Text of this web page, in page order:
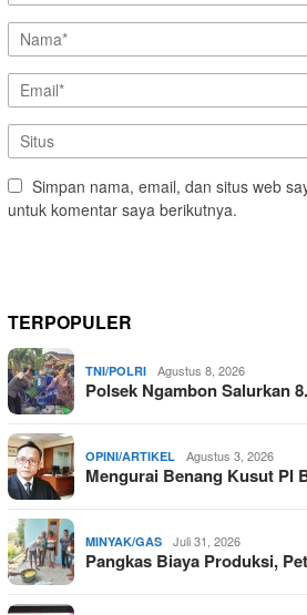
Simpan nama, email, dan situs web
untuk komentar saya berikutnya.
TERPOPULER
TNI/POLRI Agustus 8, 2026
Polsek Ngambon Salurkan
OPINI/ARTIKEL Agustus 3, 2026
Mengurai Benang Kusut PI
MINYAK/GAS Juli 31, 2026
Pangkas Biaya Produksi,